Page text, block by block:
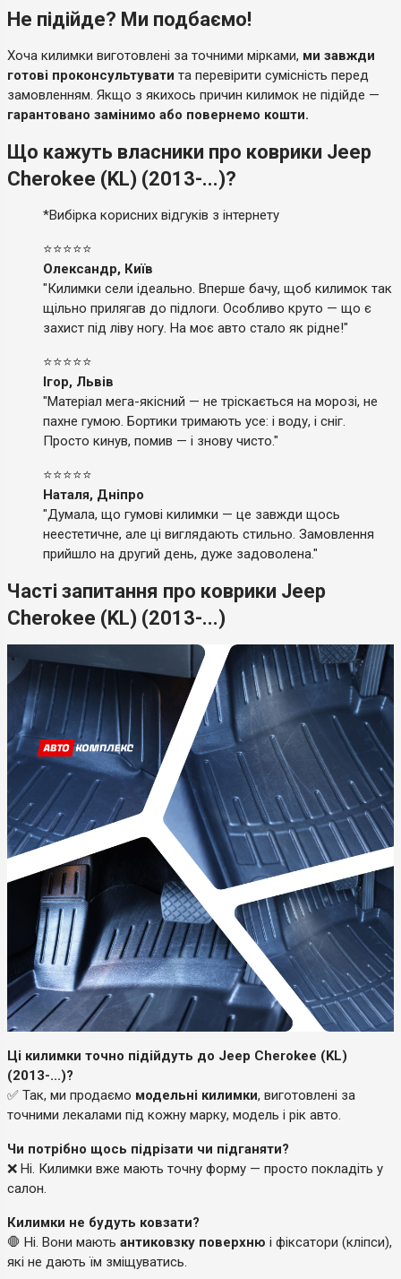
Не підійде? Ми подбаємо!
Хоча килимки виготовлені за точними мірками, ми завжди
готові проконсультувати та перевірити сумісність перед
замовленням. Якщо з якихось причин килимок не підійде —
гарантовано замінимо або повернемо кошти.
Що кажуть власники про коврики Jeep
Cherokee (KL) (2013-...)?
*Вибірка корисних відгуків з інтернету
⭐⭐⭐⭐⭐
Олександр, Київ
"Килимки сели ідеально. Вперше бачу, щоб килимок так
щільно прилягав до підлоги. Особливо круто — що є
захист під ліву ногу. На моє авто стало як рідне!"
⭐⭐⭐⭐⭐
Ігор, Львів
"Матеріал мега-якісний — не тріскається на морозі, не
пахне гумою. Бортики тримають усе: і воду, і сніг.
Просто кинув, помив — і знову чисто."
⭐⭐⭐⭐⭐
Наталя, Дніпро
"Думала, що гумові килимки — це завжди щось
неестетичне, але ці виглядають стильно. Замовлення
прийшло на другий день, дуже задоволена."
Часті запитання про коврики Jeep
Cherokee (KL) (2013-...)
Ці килимки точно підійдуть до Jeep Cherokee (KL)
(2013-...)?
✅ Так, ми продаємо модельні килимки, виготовлені за
точними лекалами під кожну марку, модель і рік авто.
Чи потрібно щось підрізати чи підганяти?
❌ Ні. Килимки вже мають точну форму — просто покладіть у
салон.
Килимки не будуть ковзати?
🛑 Ні. Вони мають антиковзку поверхню і фіксатори (кліпси),
які не дають їм зміщуватись.